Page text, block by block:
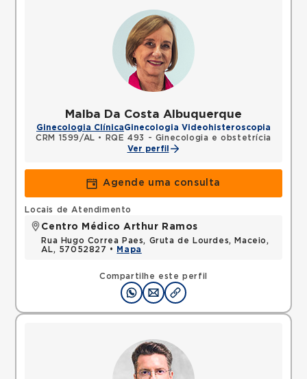
Malba Da Costa Albuquerque
Ginecologia ClínicaGinecologia Videohisteroscopia
CRM 1599/AL •
RQE 493 - Ginecologia e obstetrícia
Ver perfil
Agende uma consulta
Compartilhe este perfil
Locais de Atendimento
Centro Médico Arthur Ramos
Rua Hugo Correa Paes, Gruta de Lourdes, Maceio,
AL, 57052827 •
Mapa